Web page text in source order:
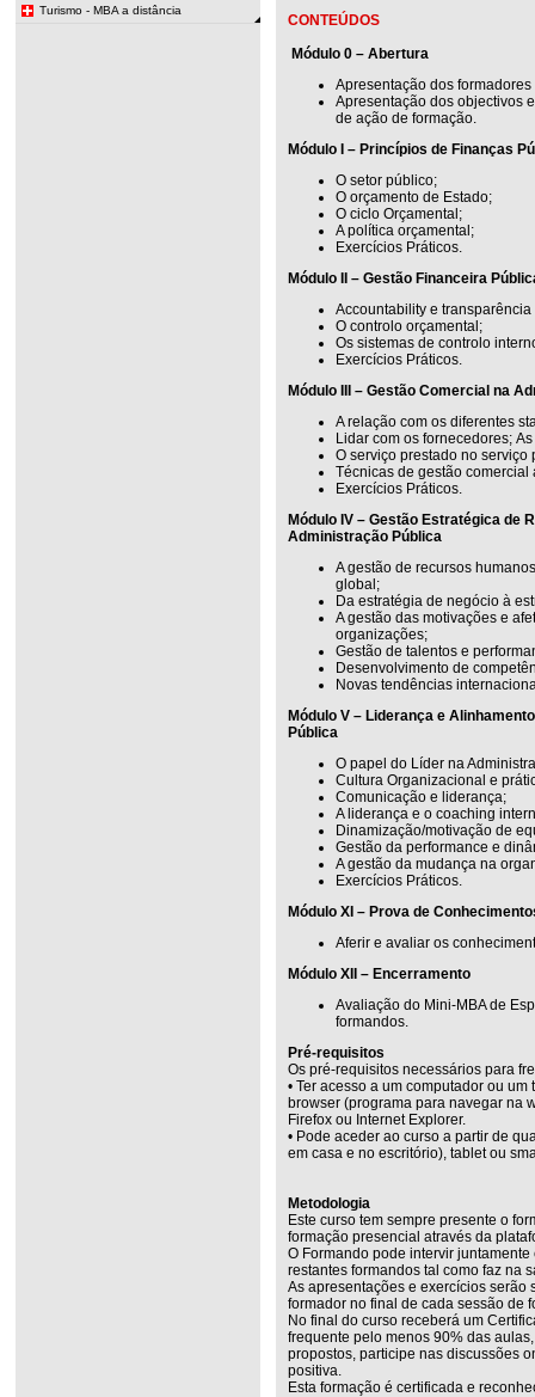
Turismo - MBA a distância
CONTEÚDOS
Módulo 0 – Abertura
Apresentação dos
Apresentação dos objectivos
de ação de formação.
Módulo I – Princípios de Finanças
O setor público;
O orçamento de Estado;
O ciclo Orçamental;
A política orçamental;
Exercícios Práticos.
Módulo II – Gestão Financeira
Accountability e
O controlo orçamental;
Os sistemas de controlo
Exercícios Práticos.
Módulo III – Gestão Comercial na
A relação com os diferentes
Lidar com os fornecedores;
O serviço prestado no serviço
Técnicas de gestão
Exercícios Práticos.
Módulo IV – Gestão Estratégica de
Administração Pública
A gestão de recursos
global;
Da estratégia de negócio à
A gestão das motivações e
organizações;
Gestão de talentos e
Desenvolvimento de
Novas tendências
Módulo V – Liderança e
Pública
O papel do Líder na
Cultura Organizacional e
Comunicação e liderança;
A liderança e o coaching
Dinamização/motivação de
Gestão da performance e
A gestão da mudança na
Exercícios Práticos.
Módulo XI – Prova de
Aferir e avaliar os
Módulo XII – Encerramento
Avaliação do Mini-MBA de
formandos.
Pré-requisitos
Os pré-requisitos necessários para
• Ter acesso a um computador ou
browser (programa para navegar na
Firefox ou Internet Explorer.
• Pode aceder ao curso a partir de
em casa e no escritório), tablet ou
Metodologia
Este curso tem sempre presente o
formação presencial através da
O Formando pode intervir
restantes formandos tal como faz na
As apresentações e exercícios
formador no final de cada sessão de
No final do curso receberá um
frequente pelo menos 90% das
propostos, participe nas discussões
positiva.
Esta formação é certificada e